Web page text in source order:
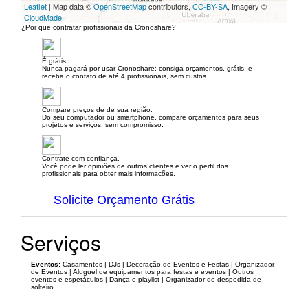
Leaflet | Map data ©OpenStreetMapcontributors,CC-BY-SA, Imagery ©
CloudMade
¿Por que contratar profissionais da Cronoshare?
É grátis
Nunca pagará por usar Cronoshare: consiga orçamentos, grátis, e
receba o contato de até 4 profissionais, sem custos.
Compare preços de de sua região.
Do seu computador ou smartphone, compare orçamentos para seus
projetos e serviços, sem compromisso.
Contrate com confiança.
Você pode ler opiniões de outros clientes e ver o perfil dos
profissionais para obter mais informacões.
Solicite Orçamento Grátis
Serviços
Eventos: Casamentos | DJs | Decoração de Eventos e Festas | Organizador
de Eventos | Aluguel de equipamentos para festas e eventos | Outros
eventos e espetáculos | Dança e playlist | Organizador de despedida de
solteiro